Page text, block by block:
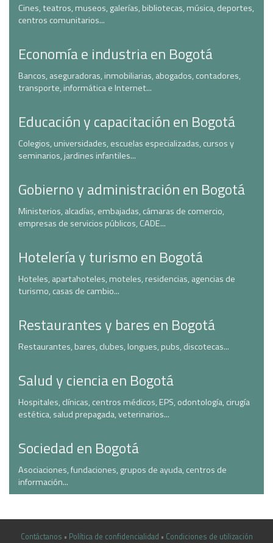
Cines, teatros, museos, galerías, bibliotecas, música, deportes,
centros comunitarios...
Economía e industria en Bogotá
Bancos, aseguradoras, inmobiliarias, abogados, contadores,
transporte, informática e Internet...
Educación y capacitación en Bogotá
Colegios, universidades, escuelas especializadas, cursos y
seminarios, jardines infantiles...
Gobierno y administración en Bogotá
Ministerios, alcadías, embajadas, cámaras de comercio,
empresas de servicios públicos, CADE...
Hotelería y turismo en Bogotá
Hoteles, apartahoteles, moteles, residencias, agencias de
turismo, casas de cambio...
Restaurantes y bares en Bogotá
Restaurantes, bares, clubes, longues, pubs, discotecas...
Salud y ciencia en Bogotá
Hospitales, clínicas, centros médicos, EPS, odontología, cirugía
estética, salud prepagada, veterinarios...
Sociedad en Bogotá
Asociaciones, fundaciones, grupos de ayuda, centros de
información...
Contáctanos • Política de confidencialidad • Condiciones de utilización